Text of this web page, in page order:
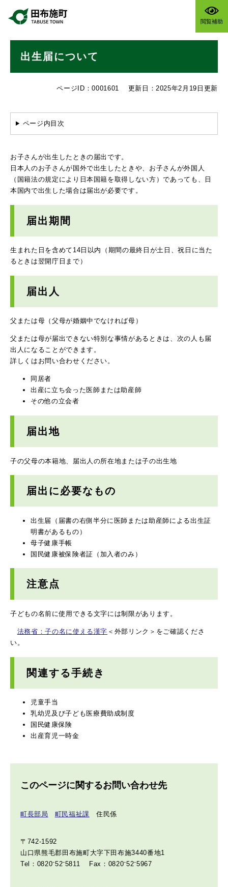
閲覧補助
出生届について
ページID：0001601 更新日：2025年2月19日更新
ページ内目次
お子さんが出生したときの届出です。
日本人のお子さんが国外で出生したときや、お子さんが外国人
（国籍法の規定により日本国籍を取得しない方）であっても、日
本国内で出生した場合は届出が必要です。
届出期間
生まれた日を含めて14日以内（期間の最終日が土日、祝日に当た
るときは翌開庁日まで）
届出人
父または母（父母が婚姻中でなければ母）
父または母が届出できない特別な事情があるときは、次の人も届
出人になることができます。
詳しくはお問い合わせください。
同居者
出産に立ち会った医師または助産師
その他の立会者
届出地
子の父母の本籍地、届出人の所在地または子の出生地
届出に必要なもの
出生届（届書の右側半分に医師または助産師による出生証
明書があるもの）
母子健康手帳
国民健康被保険者証（加入者のみ）
注意点
子どもの名前に使用できる文字には制限があります。
法務省：子の名に使える漢字 ＜外部リンク＞ をご確認くださ
い。
関連する手続き
児童手当
乳幼児及び子ども医療費助成制度
国民健康保険
出産育児一時金
このページに関するお問い合わせ先
町長部局 町民福祉課 住民係
〒742-1592
山口県熊毛郡田布施町大字下田布施3440番地1
Tel：0820⁻52⁻5811
Fax：0820⁻52⁻5967